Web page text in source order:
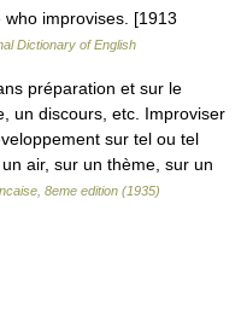
improvises. [1913
Dictionary of English
préparation et sur le
un discours, etc. Improviser
sur tel ou tel
air, sur un thème, sur un
8eme edition (1935)